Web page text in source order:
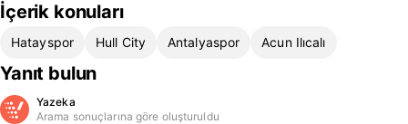
İçerik konuları
Hatayspor Hull City Antalyaspor Acun Ilıcalı
Yanıt bulun
Yazeka
Arama sonuçlarına göre oluşturuldu